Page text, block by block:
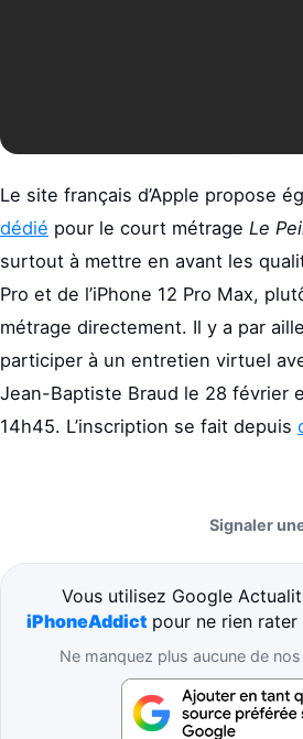
Le site français d’Apple propose
dédié pour le court métrage Le
surtout à mettre en avant les
Pro et de l’iPhone 12 Pro Max,
métrage directement. Il y a par
participer à un entretien virtuel
Jean-Baptiste Braud le 28 février
14h45. L’inscription se fait depuis
Signaler
Vous utilisez Google
iPhoneAddict pour ne rien rater
Ne manquez plus aucune de